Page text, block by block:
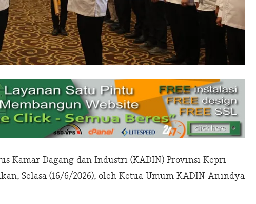
Kamar Dagang dan Industri (KADIN) Provinsi Kepri
Selasa (16/6/2026), oleh Ketua Umum KADIN Anindya